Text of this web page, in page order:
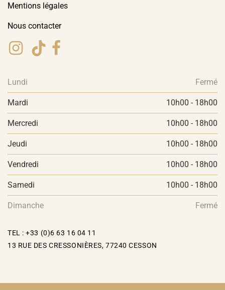
Mentions légales
Nous contacter
Lundi Fermé
Mardi 10h00 - 18h00
Mercredi 10h00 - 18h00
Jeudi 10h00 - 18h00
Vendredi 10h00 - 18h00
Samedi 10h00 - 18h00
Dimanche Fermé
TEL : +33 (0)6 63 16 04 11
13 RUE DES CRESSONIÈRES, 77240 CESSON